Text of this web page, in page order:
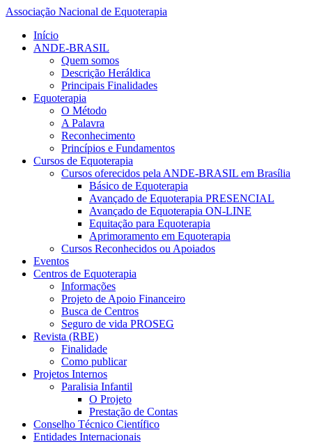
Associação Nacional de Equoterapia
Início
ANDE-BRASIL
Quem somos
Descrição Heráldica
Principais Finalidades
Equoterapia
O Método
A Palavra
Reconhecimento
Princípios e Fundamentos
Cursos de Equoterapia
Cursos oferecidos pela ANDE-BRASIL em Brasília
Básico de Equoterapia
Avançado de Equoterapia PRESENCIAL
Avançado de Equoterapia ON-LINE
Equitação para Equoterapia
Aprimoramento em Equoterapia
Cursos Reconhecidos ou Apoiados
Eventos
Centros de Equoterapia
Informações
Projeto de Apoio Financeiro
Busca de Centros
Seguro de vida PROSEG
Revista (RBE)
Finalidade
Como publicar
Projetos Internos
Paralisia Infantil
O Projeto
Prestação de Contas
Conselho Técnico Científico
Entidades Internacionais